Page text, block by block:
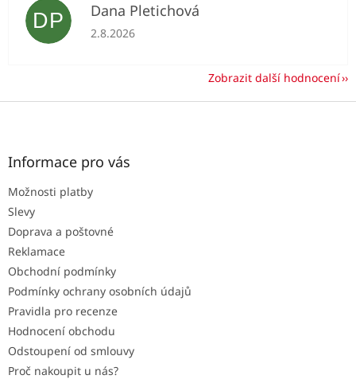
DP Dana Pletichová
Hodnocení obchodu je 5 z 5 hvězdiček.
2.8.2026
Zobrazit další hodnocení
Z
Informace pro vás
Možnosti platby
Slevy
Doprava a poštovné
Reklamace
Obchodní podmínky
Podmínky ochrany osobních údajů
Pravidla pro recenze
Hodnocení obchodu
Odstoupení od smlouvy
Proč nakoupit u nás?